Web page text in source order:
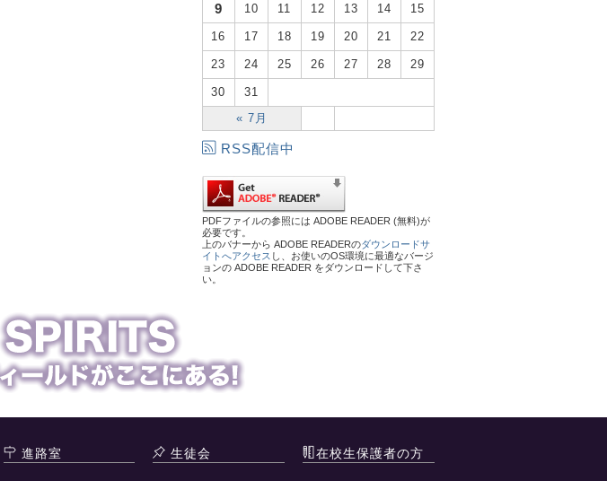
« 7月
9 10 11 12 13 14 15
16 17 18 19 20 21 22
23 24 25 26 27 28 29
30 31
RSS配信中
PDFファイルの参照には ADOBE READER (無料)が
必要です。
上のバナーから ADOBE READERのダウンロードサ
イトへアクセス し、お使いのOS環境に最適なバージ
ョンの ADOBE READER をダウンロードして下さ
い。
進路室 生徒会 在校生保護者の方